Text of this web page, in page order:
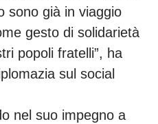
sono già in viaggio
gesto di solidarietà
popoli fratelli”, ha
sul social
nel suo impegno a